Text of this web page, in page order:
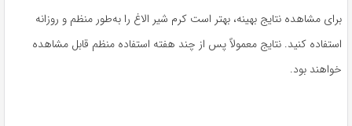
برای مشاهده نتایج بهینه، بهتر است کرم شیر الاغ را به‌طور منظم و روزانه
استفاده کنید. نتایج معمولاً پس از چند هفته استفاده منظم قابل مشاهده
خواهند بود.